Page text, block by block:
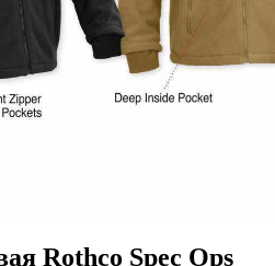
Rothco Spec Ops